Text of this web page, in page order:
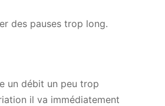
des pauses trop long.
un débit un peu trop
il va immédiatement